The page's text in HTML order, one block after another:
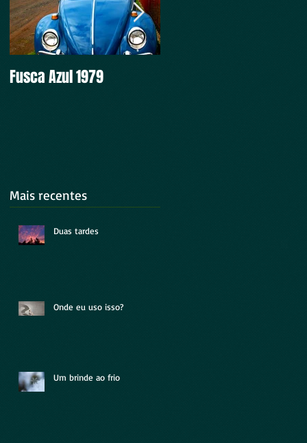
Fusca Azul 1979
Mais recentes
Duas tardes
Onde eu uso isso?
Um brinde ao frio